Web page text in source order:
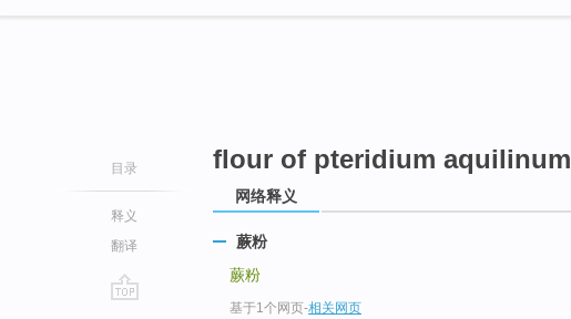
目录
释义
翻译
flour of pteridium aquilinum
网络释义
蕨粉
蕨粉
基于1个网页-相关网页